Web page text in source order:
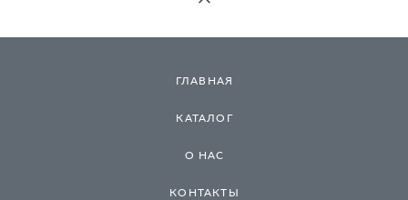
ГЛАВНАЯ
КАТАЛОГ
О НАС
КОНТАКТЫ